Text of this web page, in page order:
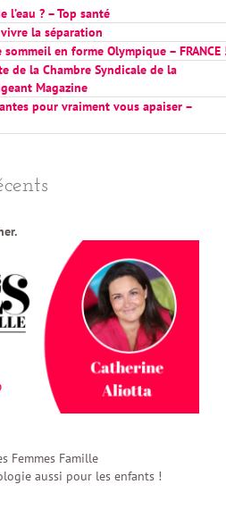
Femmes Famille
aussi pour les enfants !
l’eau ? – Top santé
la séparation
en forme Olympique – FRANCE
de la Chambre Syndicale de la
Magazine
pour vraiment vous apaiser –